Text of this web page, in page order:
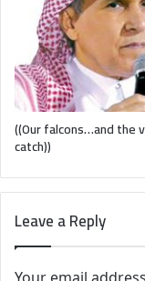
((Our falcons…and the
catch))
Leave a Reply